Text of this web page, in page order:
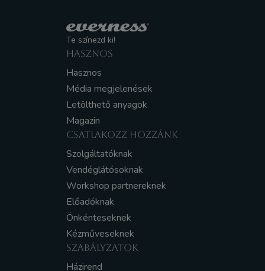
Te színezd ki!
HASZNOS
Hasznos
Média megjelenések
Letölthető anyagok
Magazin
CSATLAKOZZ HOZZÁNK
Szolgáltatóknak
Vendéglátósoknak
Workshop partnereknek
Előadóknak
Önkénteseknek
Kézműveseknek
SZABÁLYZATOK
Házirend